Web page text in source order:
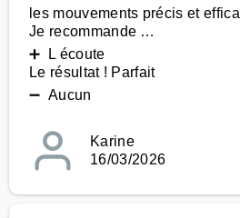
les mouvements précis et
Je recommande …
➕ L écoute
Le résultat ! Parfait
➖ Aucun
Karine
16/03/2026